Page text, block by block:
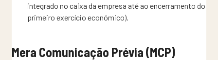
integrado no caixa da empresa até ao encerramento do
primeiro exercício económico).
Mera Comunicação Prévia (MCP)